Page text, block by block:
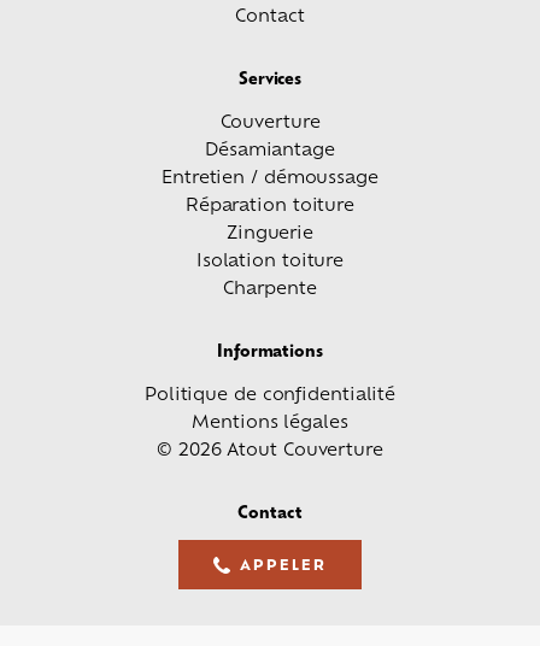
Contact
Services
Couverture
Désamiantage
Entretien / démoussage
Réparation toiture
Zinguerie
Isolation toiture
Charpente
Informations
Politique de confidentialité
Mentions légales
© 2026 Atout Couverture
Contact
05 61 36 23 68
APPELER